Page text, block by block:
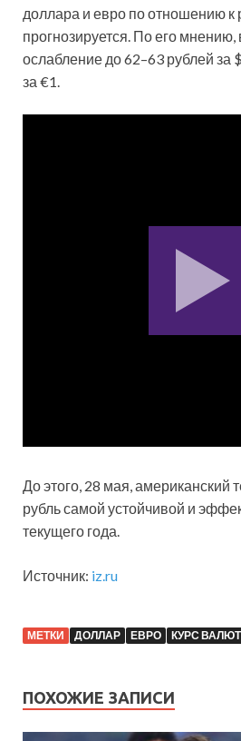
доллара и евро по отношению к
прогнозируется. По его
ослабление до 62–63 рублей за
за €1.
До этого, 28 мая, американский
рубль самой устойчивой и
текущего года.
Источник: iz.ru
МЕТКИ ДОЛЛАР ЕВРО КУРС ВАЛЮТ
ПОХОЖИЕ ЗАПИСИ